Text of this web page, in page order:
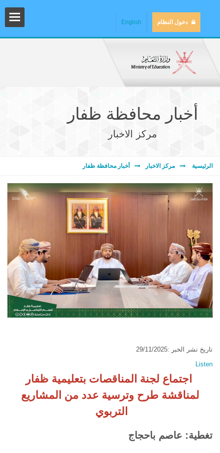
دخول النظام English
أخبار محافظة ظفار
مركز الاخبار
الرئيسية مركز الاخبار أخبار محافظة ظفار
تاريخ نشر الخبر :29/11/2025
Listen
اجتماع لجنة المناقصات بتعليمية ظفار
لمناقشة طرح وترسية عدد من المشاريع
التربوي
تغطية: عاصم باحجاج